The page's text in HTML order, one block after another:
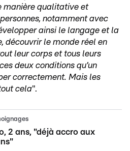
manière qualitative et
notamment avec
ainsi le langage et la
découvrir le monde réel en
leur corps et tous leurs
deux conditions qu’un
correctement. Mais les
cela".
2 ans, "déjà accro aux